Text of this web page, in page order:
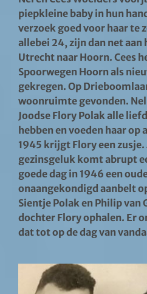
piepkleine baby in hun
verzoek goed voor haar te
allebei 24, zijn dan net aan
Utrecht naar Hoorn. Cees
Spoorwegen Hoorn als
gekregen. Op
woonruimte gevonden. Nel
Joodse Flory Polak alle
hebben en voeden haar op
1945 krijgt Flory een
gezinsgeluk komt abrupt
goede dag in 1946 een
onaangekondigd aanbelt
Sientje Polak en Philip van
dochter Flory ophalen. Er
dat tot op de dag van